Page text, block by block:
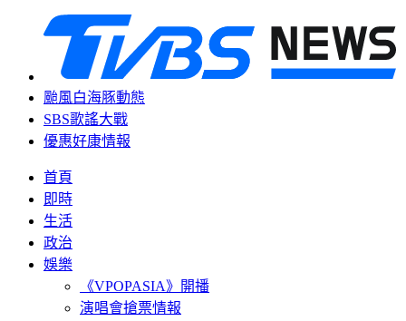
颱風白海豚動態
SBS歌謠大戰
優惠好康情報
首頁
即時
生活
政治
娛樂
《VPOPASIA》開播
演唱會搶票情報